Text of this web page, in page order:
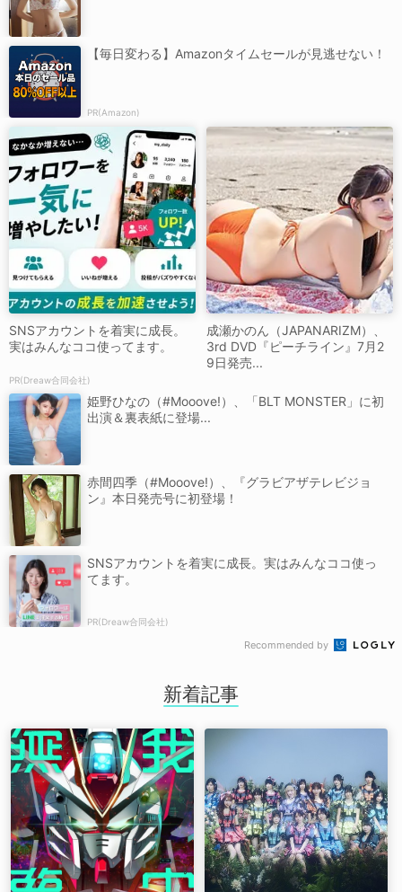
【毎日変わる】Amazonタイムセールが見逃せない！
PR(Amazon)
SNSアカウントを着実に成長。
実はみんなココ使ってます。
PR(Dreaw合同会社)
成瀬かのん（JAPANARIZM）、
3rd DVD『ピーチライン』7月2
9日発売...
姫野ひなの（#Mooove!）、「BLT MONSTER」に初
出演＆裏表紙に登場...
赤間四季（#Mooove!）、『グラビアザテレビジョ
ン』本日発売号に初登場！
SNSアカウントを着実に成長。実はみんなココ使っ
てます。
PR(Dreaw合同会社)
Recommended by
新着記事